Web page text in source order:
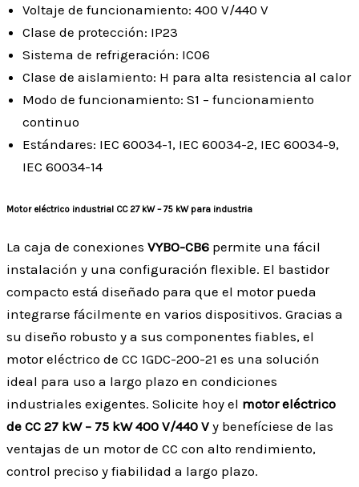
Voltaje de funcionamiento: 400 V/440 V
Clase de protección: IP23
Sistema de refrigeración: IC06
Clase de aislamiento: H para alta resistencia al calor
Modo de funcionamiento: S1 – funcionamiento
continuo
Estándares: IEC 60034-1, IEC 60034-2, IEC 60034-9,
IEC 60034-14
Motor eléctrico industrial CC 27 kW – 75 kW para industria
La caja de conexiones VYBO-CB6 permite una fácil
instalación y una configuración flexible. El bastidor
compacto está diseñado para que el motor pueda
integrarse fácilmente en varios dispositivos. Gracias a
su diseño robusto y a sus componentes fiables, el
motor eléctrico de CC 1GDC-200-21 es una solución
ideal para uso a largo plazo en condiciones
industriales exigentes. Solicite hoy el motor eléctrico
de CC 27 kW – 75 kW 400 V/440 V y benefíciese de las
ventajas de un motor de CC con alto rendimiento,
control preciso y fiabilidad a largo plazo.